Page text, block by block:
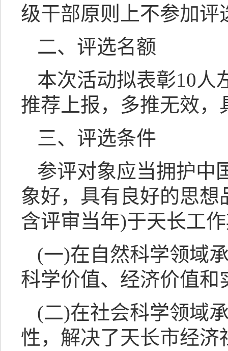
级干部原则上不参加评
二、评选名额
本次活动拟表彰10人
推荐上报，多推无效
三、评选条件
参评对象应当拥护中
象好，具有良好的思
含评审当年)于天长工
(一)在自然科学领域
科学价值、经济价值
(二)在社会科学领域
性，解决了天长市经